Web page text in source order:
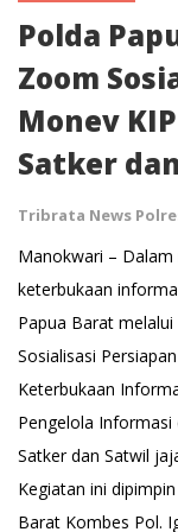
Polda
Zoom
Monev
Satker
Tribrata News
Manokwari –
keterbukaan
Papua Barat
Sosialisasi
Keterbukaan
Pengelola Informasi
Satker dan Satwil
Kegiatan ini
Barat Kombes Pol.